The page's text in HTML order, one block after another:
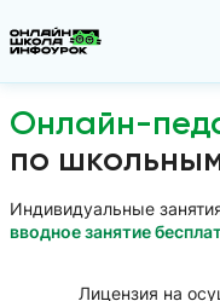
Онлайн-
по
Индивидуальные
вводное занятие
Лицензия на